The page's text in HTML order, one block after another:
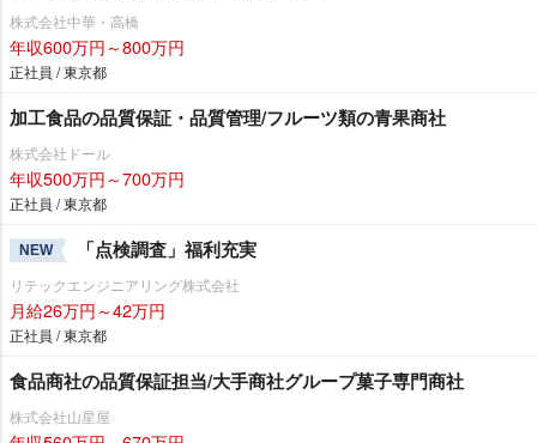
株式会社中華・高橋
年収600万円～800万円
正社員 / 東京都
加工食品の品質保証・品質管理/フルーツ類の青果商社
株式会社ドール
年収500万円～700万円
正社員 / 東京都
NEW 「点検調査」福利充実
リテックエンジニアリング株式会社
月給26万円～42万円
正社員 / 東京都
食品商社の品質保証担当/大手商社グループ菓子専門商社
株式会社山星屋